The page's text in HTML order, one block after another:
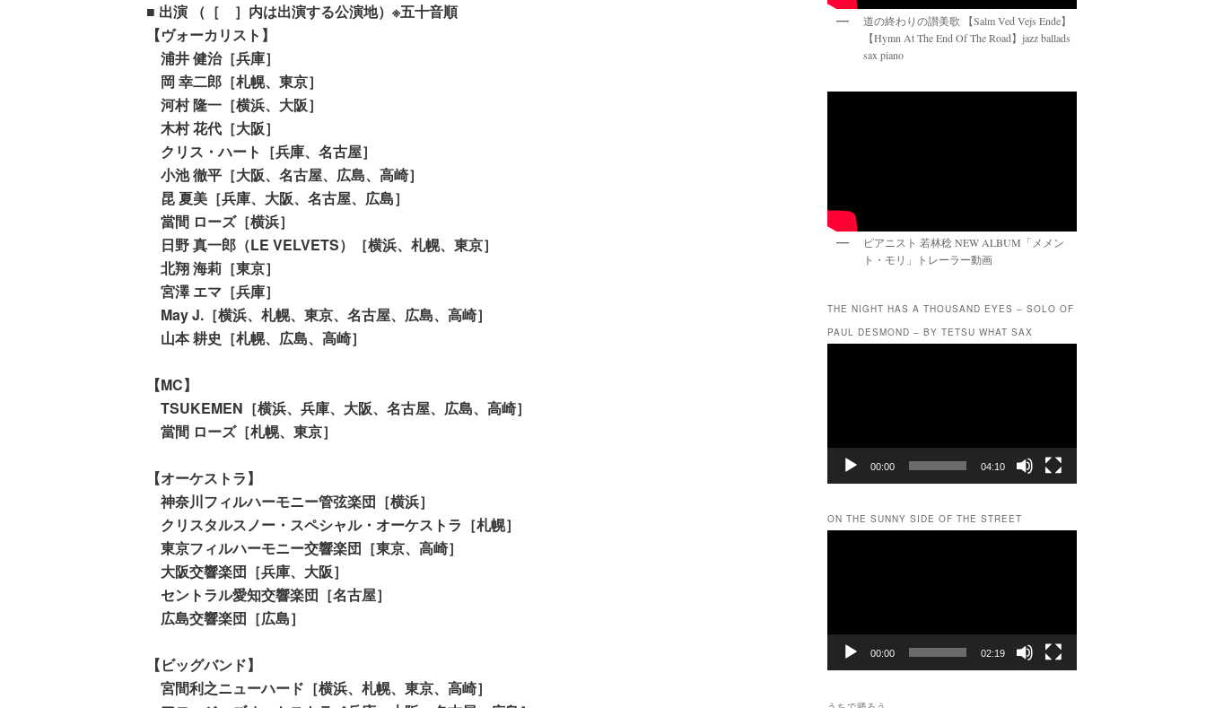
■ 出演 （［ ］内は出演する公演地）※五十音順
【ヴォーカリスト】
浦井 健治［兵庫］
岡 幸二郎［札幌、東京］
河村 隆一［横浜、大阪］
木村 花代［大阪］
クリス・ハート［兵庫、名古屋］
小池 徹平［大阪、名古屋、広島、高崎］
昆 夏美［兵庫、大阪、名古屋、広島］
當間 ローズ［横浜］
日野 真一郎（LE VELVETS）［横浜、札幌、東京］
北翔 海莉［東京］
宮澤 エマ［兵庫］
May J.［横浜、札幌、東京、名古屋、広島、高崎］
山本 耕史［札幌、広島、高崎］
【MC】
TSUKEMEN［横浜、兵庫、大阪、名古屋、広島、高崎］
當間 ローズ［札幌、東京］
【オーケストラ】
神奈川フィルハーモニー管弦楽団［横浜］
クリスタルスノー・スペシャル・オーケストラ［札幌］
東京フィルハーモニー交響楽団［東京、高崎］
大阪交響楽団［兵庫、大阪］
セントラル愛知交響楽団［名古屋］
広島交響楽団［広島］
【ビッグバンド】
宮間利之ニューハード［横浜、札幌、東京、高崎］
道の終わりの讃美歌 【Salm Ved Vejs Ende】
【Hymn At The End Of The Road】jazz ballads
sax piano
ピアニスト 若林稔 NEW ALBUM「メメン
ト・モリ」トレーラー動画
THE NIGHT HAS A THOUSAND EYES – SOLO OF
PAUL DESMOND – BY TETSU WHAT SAX
00:00 04:10
ON THE SUNNY SIDE OF THE STREET
00:00 02:19